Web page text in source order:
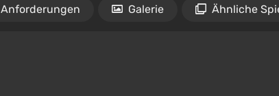
Anforderungen Galerie Ähnliche